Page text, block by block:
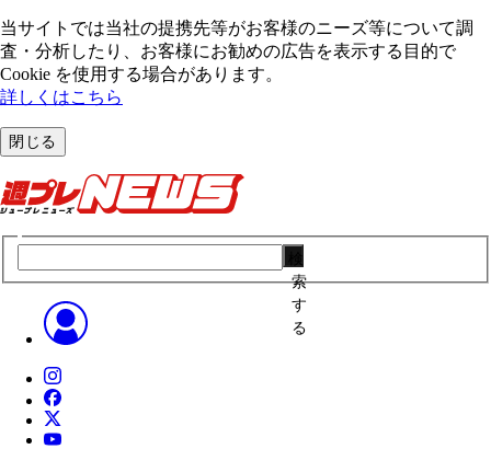
当サイトでは当社の提携先等がお客様のニーズ等について調
査・分析したり、お客様にお勧めの広告を表⽰する⽬的で
Cookie を使⽤する場合があります。
詳しくはこちら
閉じる
索
す
る